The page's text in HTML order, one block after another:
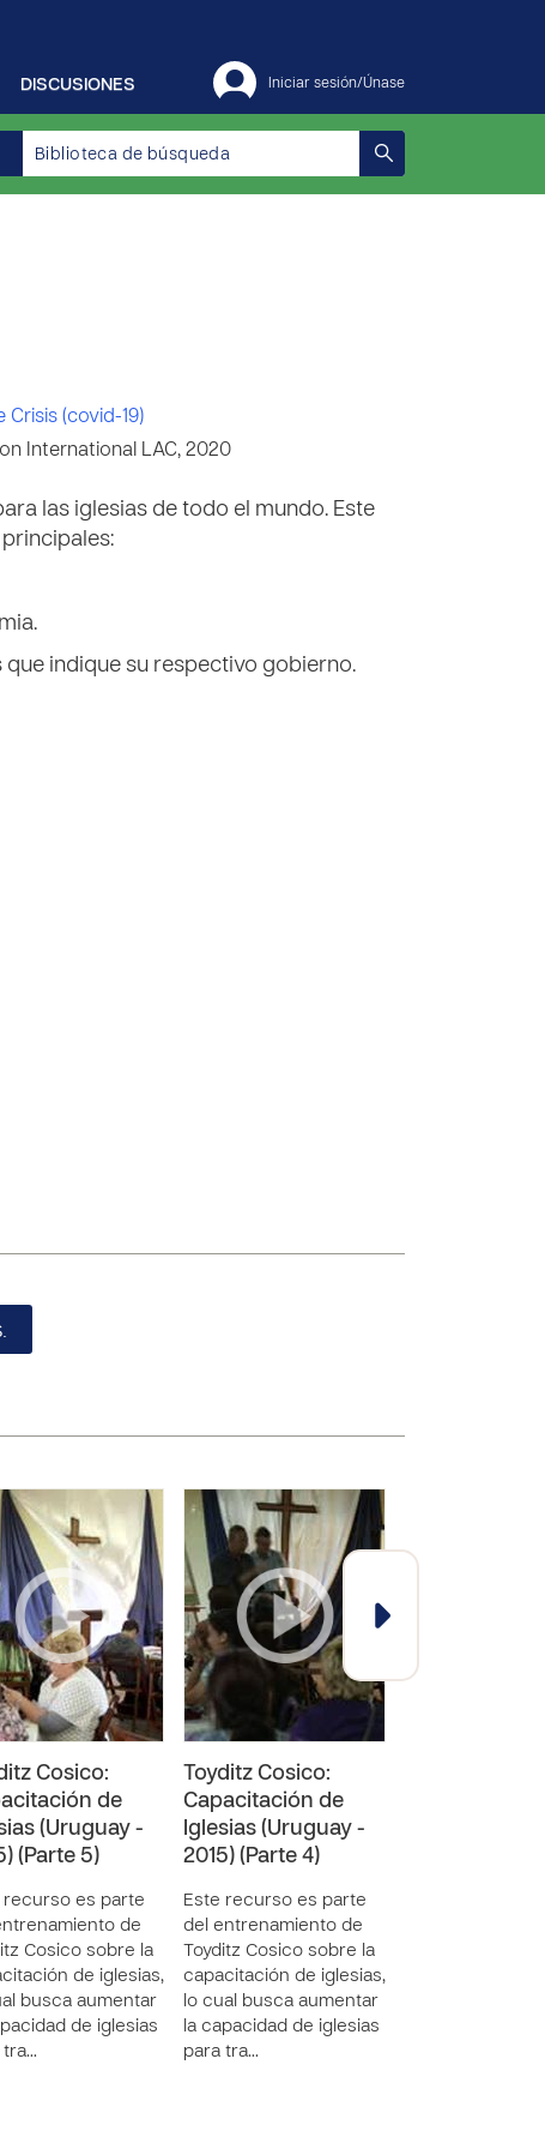
Iniciar sesión/Únase
DISCUSIONES
Crisis (covid-19)
International LAC, 2020
las iglesias de todo el mundo. Este
indique su respectivo gobierno.
Cosico:
de
(Uruguay -
(Parte 5)
recurso es parte
de
Cosico sobre la
de iglesias,
busca aumentar
de iglesias
tra…
Toyditz Cosico:
Capacitación de
Iglesias (Uruguay -
2015) (Parte 4)
Este recurso es parte
del entrenamiento de
Toyditz Cosico sobre la
capacitación de iglesias,
lo cual busca aumentar
la capacidad de iglesias
para tra…